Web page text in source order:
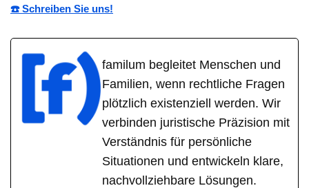
☎️ Schreiben Sie uns!
familum begleitet Menschen und
Familien, wenn rechtliche Fragen
plötzlich existenziell werden. Wir
verbinden juristische Präzision mit
Verständnis für persönliche
Situationen und entwickeln klare,
nachvollziehbare Lösungen.